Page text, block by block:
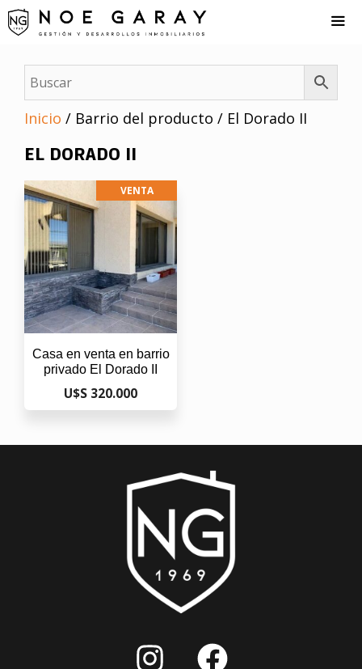
Saltar
al
Inicio / Barrio del producto / El Dorado II
EL DORADO II
VENTA
Casa en venta en barrio
privado El Dorado II
U$S 320.000